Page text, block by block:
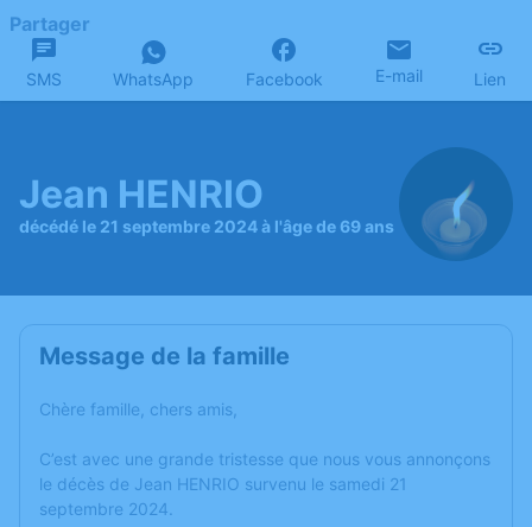
Partager
SMS WhatsApp Facebook E-mail Lien
Jean HENRIO
décédé le 21 septembre 2024 à l'âge de 69 ans
Message de la famille
Chère famille, chers amis,
C’est avec une grande tristesse que nous vous annonçons
le décès de Jean HENRIO survenu le samedi 21
septembre 2024.